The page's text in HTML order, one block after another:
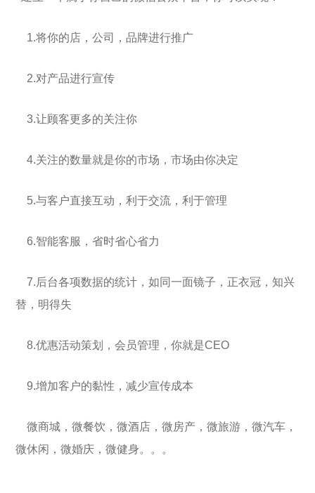
1.将你的店，公司，品牌进行推广
2.对产品进行宣传
3.让顾客更多的关注你
4.关注的数量就是你的市场，市场由你决定
5.与客户直接互动，利于交流，利于管理
6.智能客服，省时省心省力
7.后台各项数据的统计，如同一面镜子，正衣冠，知兴
替，明得失
8.优惠活动策划，会员管理，你就是CEO
9.增加客户的黏性，减少宣传成本
微商城，微餐饮，微酒店，微房产，微旅游，微汽车，
微休闲，微婚庆，微健身。。。